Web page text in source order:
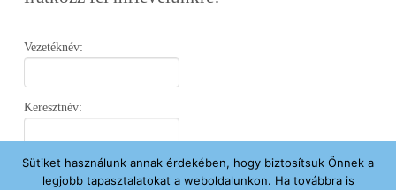
Vezetéknév:
Keresztnév:
Email:
Sütiket használunk annak érdekében, hogy biztosítsuk Önnek a
legjobb tapasztalatokat a weboldalunkon. Ha továbbra is